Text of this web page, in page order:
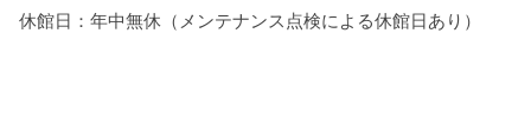
休館日：年中無休（メンテナンス点検による休館日あり）